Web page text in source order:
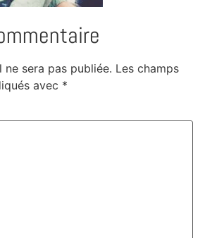
sera pas publiée. Les champs
avec *